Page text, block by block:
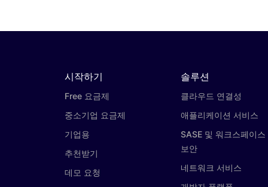
시작하기
Free 요금제
중소기업 요금제
기업용
추천받기
데모 요청
솔루션
클라우드 연결성
애플리케이션 서비스
SASE 및 워크스페이스
보안
네트워크 서비스